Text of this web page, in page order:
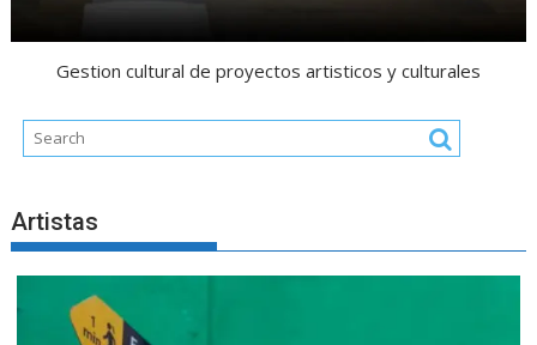
Gestion cultural de proyectos artisticos y culturales
Artistas